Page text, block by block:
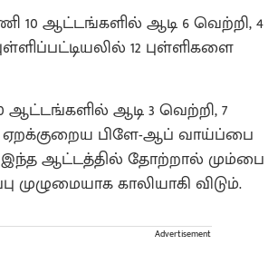
10 ஆட்டங்களில் ஆடி 6 வெற்றி, 4
12 புள்ளிகளை
ஆடி 3 வெற்றி, 7
பிளே-ஆப் வாய்ப்பை
இந்த ஆட்டத்தில் தோற்றால் மும்பை
முழுமையாக காலியாகி விடும்.
Advertisement